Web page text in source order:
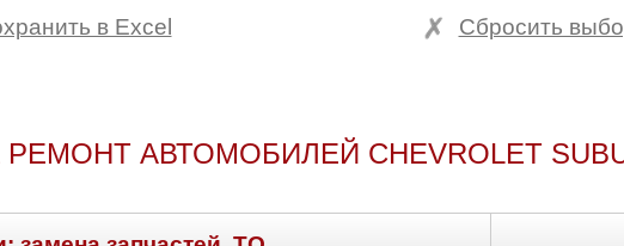
в Excel Сбросить
АВТОМОБИЛЕЙ CHEVROLET